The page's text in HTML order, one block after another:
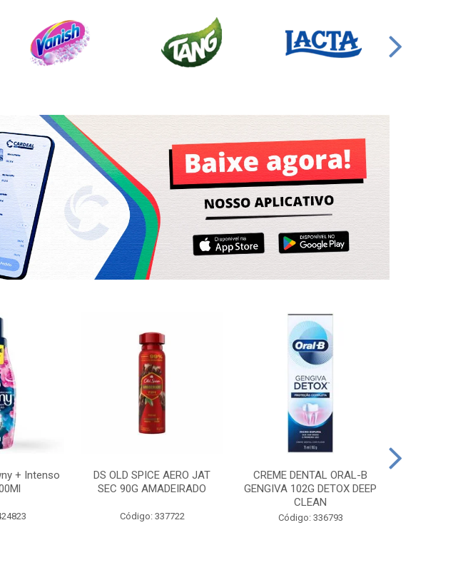
+ Intenso
DS OLD SPICE AERO JAT
SEC 90G AMADEIRADO
Código: 337722
CREME DENTAL ORAL-B
GENGIVA 102G DETOX DEEP
CLEAN
Código: 336793